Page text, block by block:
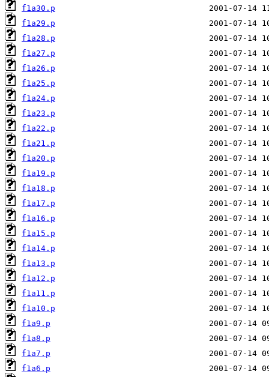
f1a30.p
f1a29.p
f1a28.p
f1a27.p
f1a26.p
f1a25.p
f1a24.p
f1a23.p
f1a22.p
f1a21.p
f1a20.p
f1a19.p
f1a18.p
f1a17.p
f1a16.p
f1a15.p
f1a14.p
f1a13.p
f1a12.p
f1a11.p
f1a10.p
f1a9.p
f1a8.p
f1a7.p
f1a6.p